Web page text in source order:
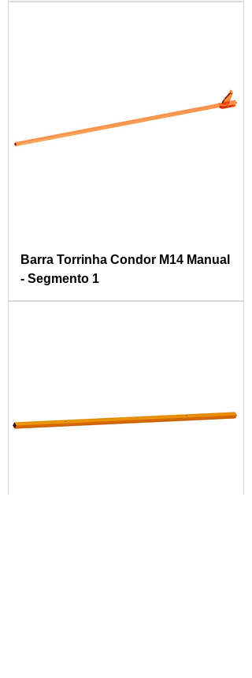
Barra Torrinha Condor M14 Manual
- Segmento 1